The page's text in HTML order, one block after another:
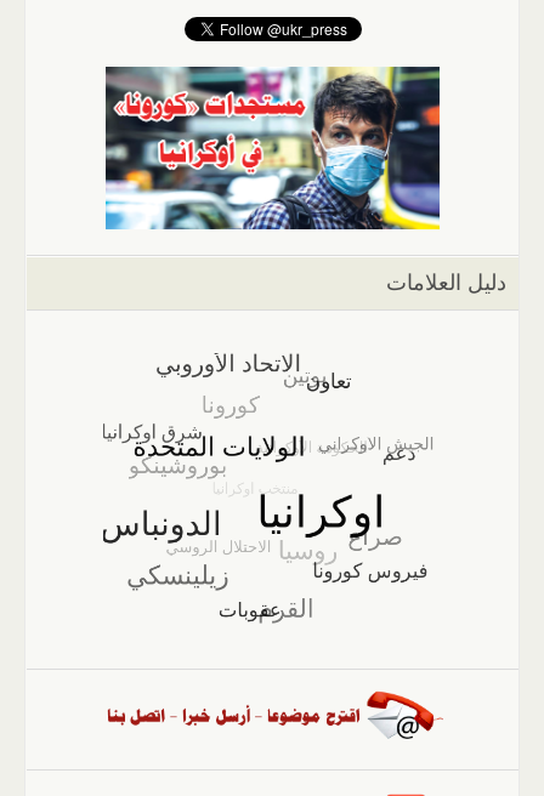
دليل العلامات